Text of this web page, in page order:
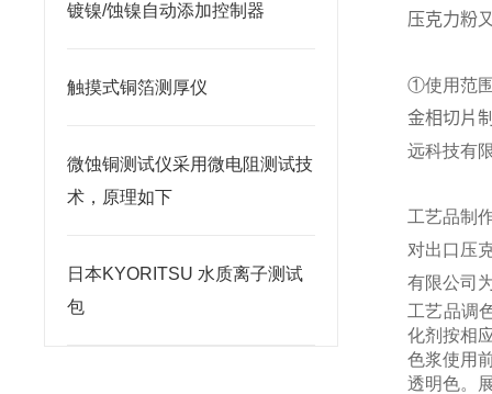
镀镍/蚀镍自动添加控制器
触摸式铜箔测厚仪
微蚀铜测试仪采用微电阻测试技
术，原理如下
日本KYORITSU 水质离子测试
包
压克力粉
①使用范
金相切片
远科技有
工艺品制
对出口压
有限公司
工艺品调
化剂按相
色浆使用
透明色。